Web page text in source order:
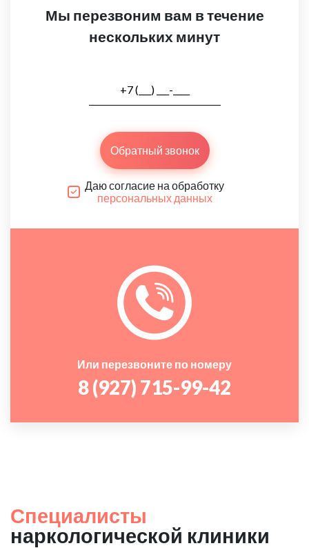
Мы перезвоним вам в течение
нескольких минут
Обратный звонок
Даю согласие на обработку
персональных данных
Или перезвоните по номеру
8 (927) 715-99-42
Специалисты
наркологической клиники